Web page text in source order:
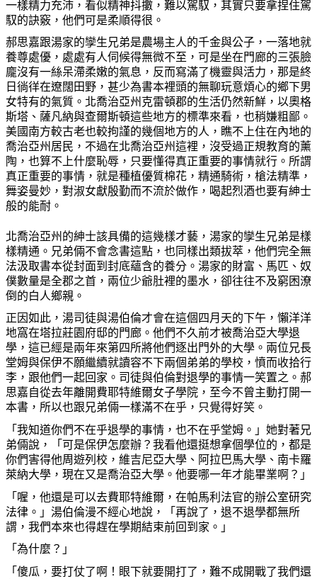
一樣精力充沛，看似精神抖擻 ，難以駕馭，其實只要拿捏住駕
馭的訣竅，他們可是柔順得很。
郝思嘉跟湯家的孿生兄弟是農場主人的千金與公子，一落地就
養尊處優，處處有人伺候得無微不至，可是坐在門廊的三張臉
龐沒有一絲呆滯柔嫩的氣息，反而寫滿了機靈與活力，那是終
日徜徉在遼闊田野，甚少為書本裡頭的無聊玩意煩心的鄉下男
女特有的氣質。北喬治亞州克雷頓郡的生活仍然新鮮，以奧格
斯塔、薩凡納與查爾斯頓這些地方的標準來看，也稍嫌粗鄙。
美國南方較古老也較拘謹的幾個地方的人， 瞧不上住在內地的
喬治亞州居民，不過在北喬治亞州這裡，沒受過正規教育的薰
陶，也算不上什麼恥辱，只要懂得真正重要的事情就行。所謂
真正重要的事情，就是種植優質棉花，精通騎術，槍法精準，
舞姿曼妙，對淑女獻殷勤而不流於做作，喝起烈酒也要有紳士
般的能耐。
北喬治亞州的紳士該具備的這幾樣才藝，湯家的孿生兄弟是樣
樣精通。兄弟倆不會念書這點，也同樣出類拔萃，他們完全無
法汲取書本從封面到封底蘊含的養分。湯家的財富、馬匹、奴
僕數量是全郡之首，兩位少爺肚裡的墨水，卻往往不及窮困潦
倒的白人鄉親。
正因如此，湯司徒與湯伯倫才會在這個四月天的下午，懶洋洋
地窩在塔拉莊園府邸的門廊。他們不久前才被喬治亞大學退
學，這已經是兩年來第四所將他們逐出門外的大學。兩位兄長
堂姆與保伊不願繼續就讀容不下兩個弟弟的學校，憤而收拾行
李，跟他們一起回家。司徒與伯倫對退學的事情一笑置之。郝
思嘉自從去年離開費耶特維爾女子學院，至今不曾主動打開一
本書，所以也跟兄弟倆一樣滿不在乎，只覺得好笑。
「我知道你們不在乎退學的事情，也不在乎堂姆。」 她對著兄
弟倆說，「可是保伊怎麼辦？我看他還挺想拿個學位的，都是
你們害得他周遊列校，維吉尼亞大學、阿拉巴馬大學、南卡羅
萊納大學，現在又是喬治亞大學。他要哪一年才能畢業啊 ？」
「喔，他還是可以去費耶特維爾，在帕馬利法官的辦公室研究
法律。」湯伯倫漫不經心地說，「再說了，退不退學都無所
謂，我們本來也得趕在學期結束前回到家。」
「 為什麼 ？」
「 傻瓜，要打仗了啊 ！眼下就要開打了，難不成開戰了我們還